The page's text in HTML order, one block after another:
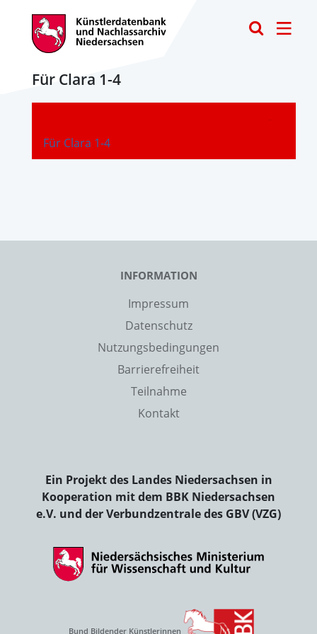
Für Clara 1-4
Für Clara 1-4
-
INFORMATION
Impressum
Datenschutz
Nutzungsbedingungen
Barrierefreiheit
Teilnahme
Kontakt
Ein Projekt des Landes Niedersachsen in
Kooperation mit dem BBK Niedersachsen
e.V. und der Verbundzentrale des GBV (VZG)
Bund Bildender Künstlerinnen